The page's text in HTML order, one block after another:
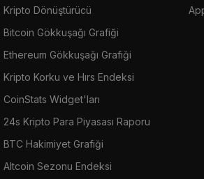
Kripto Dönüştürücü
Bitcoin Gökkuşağı Grafiği
Ethereum Gökkuşağı Grafiği
Kripto Korku ve Hırs Endeksi
CoinStats Widget'ları
24s Kripto Para Piyasası Raporu
BTC Hakimiyet Grafiği
Altcoin Sezonu Endeksi